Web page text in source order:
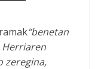
“benetan
Herriaren
zeregina,